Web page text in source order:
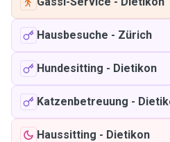
Hausbesuche - Zürich
Hundesitting - Dietikon
Katzenbetreuung -
Haussitting - Dietikon